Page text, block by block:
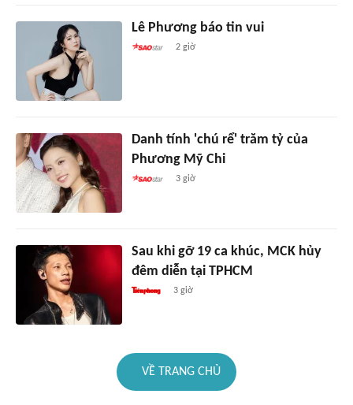
Lê Phương báo tin vui
2 giờ
Danh tính 'chú rể' trăm tỷ của
Phương Mỹ Chi
3 giờ
Sau khi gỡ 19 ca khúc, MCK hủy
đêm diễn tại TPHCM
3 giờ
VỀ TRANG CHỦ